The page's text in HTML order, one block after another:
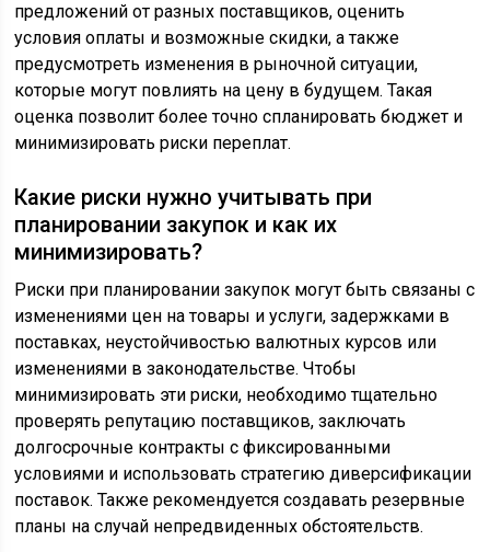
предложений от разных поставщиков, оценить
условия оплаты и возможные скидки, а также
предусмотреть изменения в рыночной ситуации,
которые могут повлиять на цену в будущем. Такая
оценка позволит более точно спланировать бюджет и
минимизировать риски переплат.
Какие риски нужно учитывать при
планировании закупок и как их
минимизировать?
Риски при планировании закупок могут быть связаны с
изменениями цен на товары и услуги, задержками в
поставках, неустойчивостью валютных курсов или
изменениями в законодательстве. Чтобы
минимизировать эти риски, необходимо тщательно
проверять репутацию поставщиков, заключать
долгосрочные контракты с фиксированными
условиями и использовать стратегию диверсификации
поставок. Также рекомендуется создавать резервные
планы на случай непредвиденных обстоятельств.